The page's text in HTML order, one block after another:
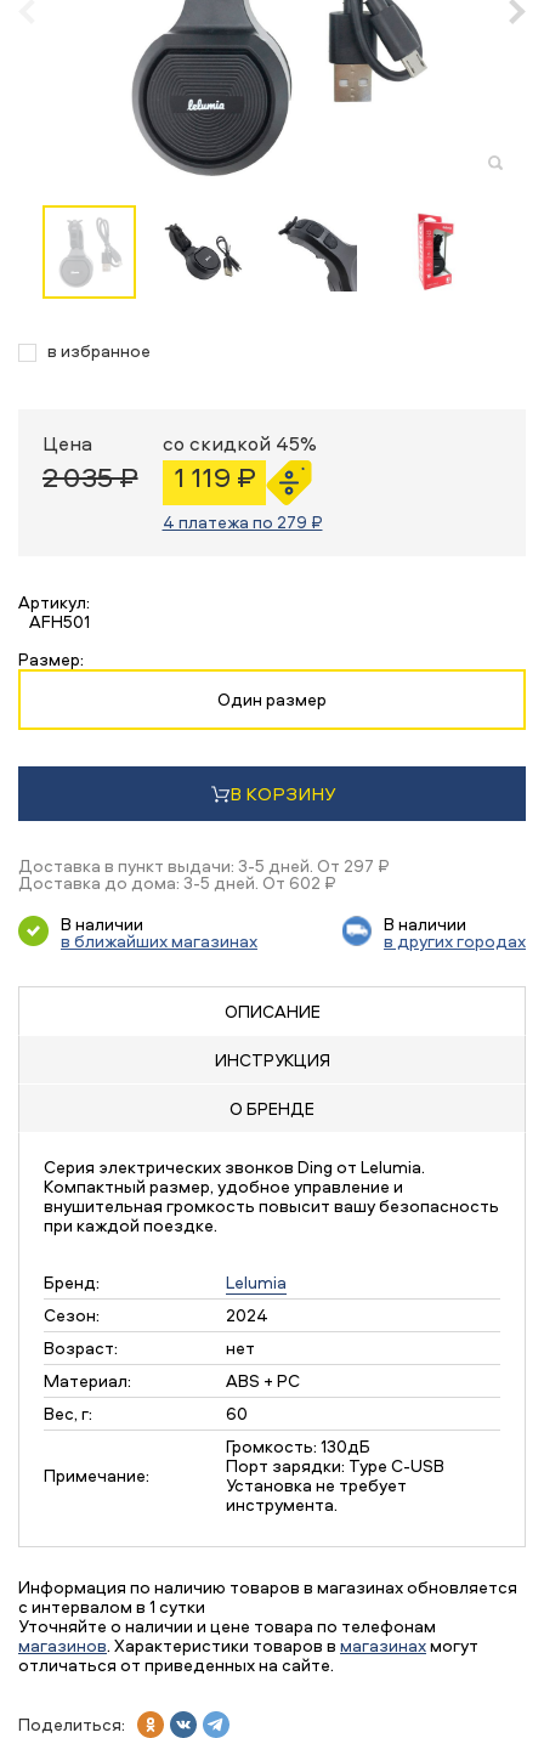
в избранное
Цена
2 035 ₽
со скидкой 45%
1 119 ₽
4 платежа по 279 ₽
Артикул:
AFH501
Размер:
Один размер
В КОРЗИНУ
Доставка в пункт выдачи: 3-5 дней. От 297 ₽
Доставка до дома: 3-5 дней. От 602 ₽
В наличии
в ближайших магазинах
В наличии
в других городах
ОПИСАНИЕ
ИНСТРУКЦИЯ
О БРЕНДЕ
Серия электрических звонков Ding от Lelumia.
Компактный размер, удобное управление и
внушительная громкость повысит вашу безопасность
при каждой поездке.
Бренд:
Lelumia
Сезон:
2024
Возраст:
нет
Материал:
ABS + PC
Вес, г:
60
Примечание:
Громкость: 130дБ
Порт зарядки: Type C-USB
Установка не требует
инструмента.
Информация по наличию товаров в магазинах обновляется
с интервалом в 1 сутки
Уточняйте о наличии и цене товара по телефонам
магазинов. Характеристики товаров в магазинахмогут
отличаться от приведенных на сайте.
Поделиться: